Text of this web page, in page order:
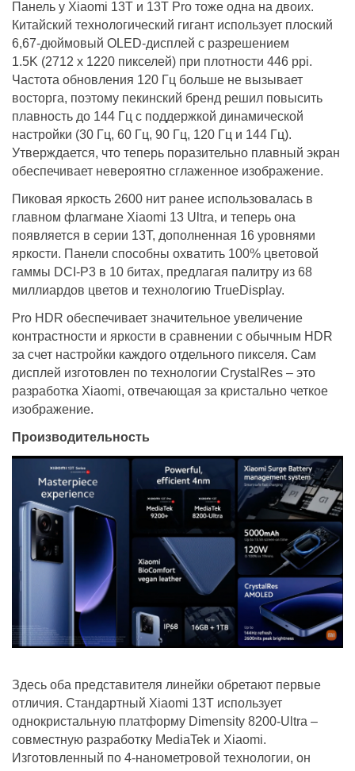
Панель у Xiaomi 13Т и 13Т Pro тоже одна на двоих.
Китайский технологический гигант использует плоский
6,67-дюймовый OLED-дисплей с разрешением
1.5K (2712 x 1220 пикселей) при плотности 446 ppi.
Частота обновления 120 Гц больше не вызывает
восторга, поэтому пекинский бренд решил повысить
плавность до 144 Гц с поддержкой динамической
настройки (30 Гц, 60 Гц, 90 Гц, 120 Гц и 144 Гц).
Утверждается, что теперь поразительно плавный экран
обеспечивает невероятно сглаженное изображение.
Пиковая яркость 2600 нит ранее использовалась в
главном флагмане Xiaomi 13 Ultra, и теперь она
появляется в серии 13Т, дополненная 16 уровнями
яркости. Панели способны охватить 100% цветовой
гаммы DCI-P3 в 10 битах, предлагая палитру из 68
миллиардов цветов и технологию TrueDisplay.
Pro HDR обеспечивает значительное увеличение
контрастности и яркости в сравнении с обычным HDR
за счет настройки каждого отдельного пикселя. Сам
дисплей изготовлен по технологии CrystalRes – это
разработка Xiaomi, отвечающая за кристально четкое
изображение.
Производительность
Здесь оба представителя линейки обретают первые
отличия. Стандартный Xiaomi 13Т использует
однокристальную платформу Dimensity 8200-Ultra –
совместную разработку MediaTek и Xiaomi.
Изготовленный по 4-нанометровой технологии, он